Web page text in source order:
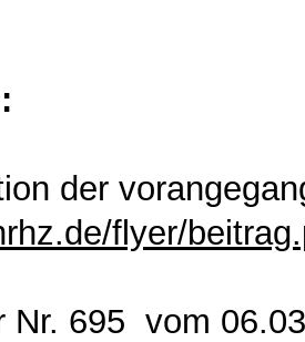
der
flyer/
Nr. 695 vom